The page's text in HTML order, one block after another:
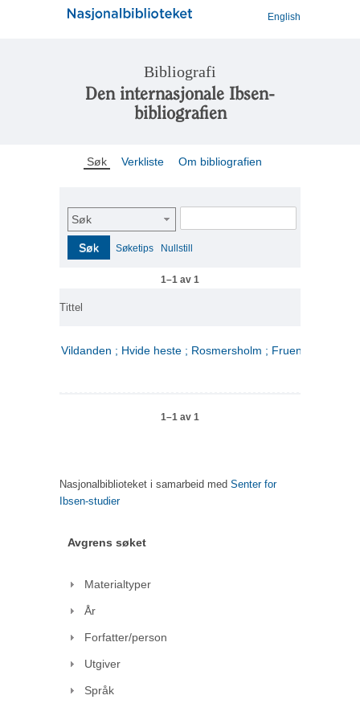
English
Bibliografi
Den internasjonale Ibsen-
bibliografien
Søk Verkliste Om bibliografien
Søk
Søk Søketips Nullstill
1–1 av 1
Tittel
Vildanden ; Hvide heste ; Rosmersholm ; Fruen fra havet
1–1 av 1
Nasjonalbiblioteket i samarbeid med Senter for
Ibsen-studier
Avgrens søket
Materialtyper
År
Forfatter/person
Utgiver
Språk